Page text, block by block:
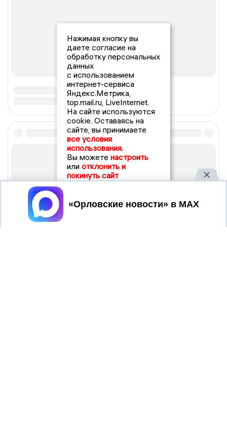
Нажимая кнопку вы
даете согласие на
обработку персональных
данных
с использованием
интернет-сервиса
Яндекс.Метрика,
top.mail.ru, LiveInternet.
На сайте используются
cookie. Оставаясь на
сайте, вы принимаете
все условия
использования.
Вы можете настроить
или отклонить и
покинуть сайт
Принять